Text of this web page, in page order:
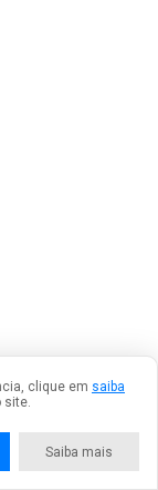
clique em saiba
site.
Saiba mais